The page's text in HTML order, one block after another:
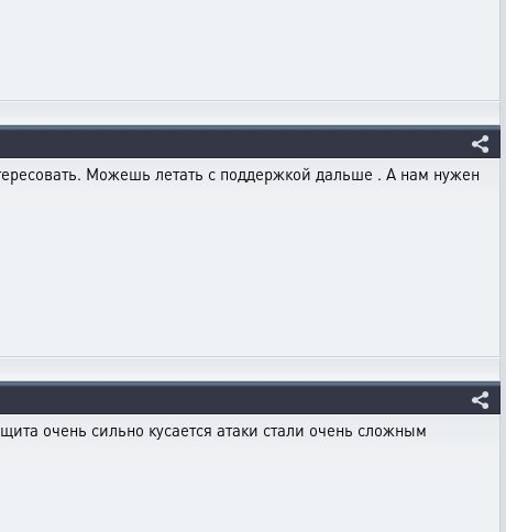
Можешь летать с поддержкой дальше . А нам нужен
очень сильно кусается атаки стали очень сложным